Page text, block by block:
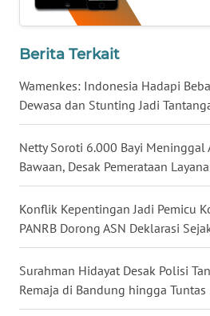
Berita Terkait
Wamenkes: Indonesia Hadapi
Dewasa dan Stunting Jadi
Netty Soroti 6.000 Bayi Meninggal
Bawaan, Desak Pemerataan
Konflik Kepentingan Jadi Pemicu
PANRB Dorong ASN Deklarasi
Surahman Hidayat Desak Polisi
Remaja di Bandung hingga Tuntas
WN
KALSEL
KALTIM
SULSEL